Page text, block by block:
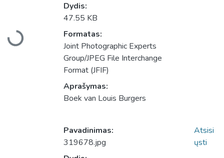
Įkeliama...
Dydis:
47.55 KB
Formatas:
Joint Photographic Experts
Group/JPEG File Interchange
Format (JFIF)
Aprašymas:
Boek van Louis Burgers
Pavadinimas:
319678.jpg
Atsisi
ųsti